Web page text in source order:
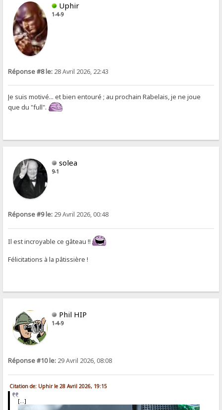
Uphir
1-4-9
Réponse #8 le: 28 Avril 2026, 22:43
Je suis motivé... et bien entouré ; au prochain Rabelais, je ne joue
que du "full".
solea
9-1
Réponse #9 le: 29 Avril 2026, 00:48
Il est incroyable ce gâteau !!
Félicitations à la pâtissière !
Phil HIP
1-4-9
Réponse #10 le: 29 Avril 2026, 08:08
Citation de: Uphir le 28 Avril 2026, 19:15
[...]